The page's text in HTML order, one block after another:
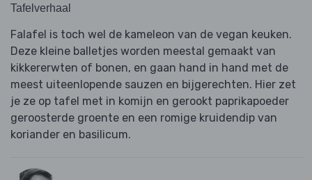
Tafelverhaal
Falafel is toch wel de kameleon van de vegan keuken.
Deze kleine balletjes worden meestal gemaakt van
kikkererwten of bonen, en gaan hand in hand met de
meest uiteenlopende sauzen en bijgerechten. Hier zet
je ze op tafel met in komijn en gerookt paprikapoeder
geroosterde groente en een romige kruidendip van
koriander en basilicum.